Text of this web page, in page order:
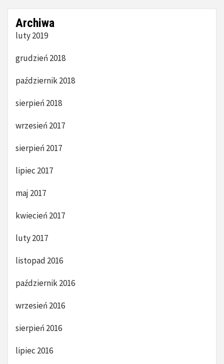
Archiwa
luty 2019
grudzień 2018
październik 2018
sierpień 2018
wrzesień 2017
sierpień 2017
lipiec 2017
maj 2017
kwiecień 2017
luty 2017
listopad 2016
październik 2016
wrzesień 2016
sierpień 2016
lipiec 2016